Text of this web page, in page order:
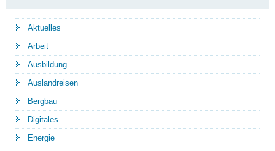
Aktuelles
Arbeit
Ausbildung
Auslandreisen
Bergbau
Digitales
Energie